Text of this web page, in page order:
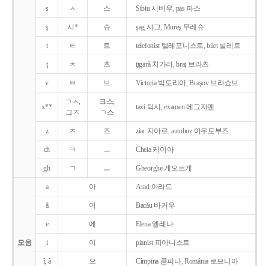
s ㅅ 스 Sibiu 시비우, pas 파스
ş 시* 슈 şag 샤그, Mureş 무레슈
t ㅌ 트 telefonist 텔레포니스트, bilet 빌레트
ţ ㅊ 츠 ţigarǎ 치가러, braţ 브라츠
v ㅂ 브 Victoria 빅토리아, Braşov 브라쇼브
x**
ㄱㅅ,
그ㅈ
크스,
ㄱ스
taxi 탁시, examen 에그자멘
z ㅈ 즈 ziar 지아르, autobuz 아우토부즈
ch ㅋ ㅡ Cheia 케이아
gh ㄱ ㅡ Gheorghe 게오르게
모음
a 아 Arad 아라드
ǎ 어 Bacǎu 바커우
e 에 Elena 엘레나
i 이 pianist 피아니스트
î, â 으 Cîmpina 큼피나, România 로므니아